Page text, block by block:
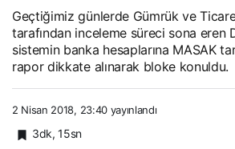
Geçtiğimiz günlerde Gümrük ve
tarafından inceleme süreci sona eren
sistemin banka hesaplarına MASAK
rapor dikkate alınarak bloke konuldu.
2 Nisan 2018, 23:40yayınlandı
3dk, 15sn